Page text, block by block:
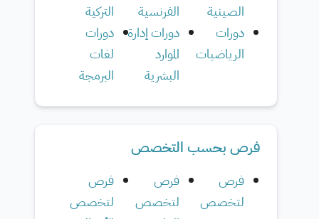
الصينية
الفرنسية
التركية
دورات
الرياضيات
دورات إدارة
الموارد
البشرية
دورات
لغات
البرمجة
فرص بحسب التخصص
فرص
لتخصص
فرص
لتخصص
فرص
لتخصص